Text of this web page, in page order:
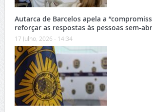
Autarca de Barcelos apela a
reforçar as respostas às pessoas sem-
17 Julho, 2026 - 14:34